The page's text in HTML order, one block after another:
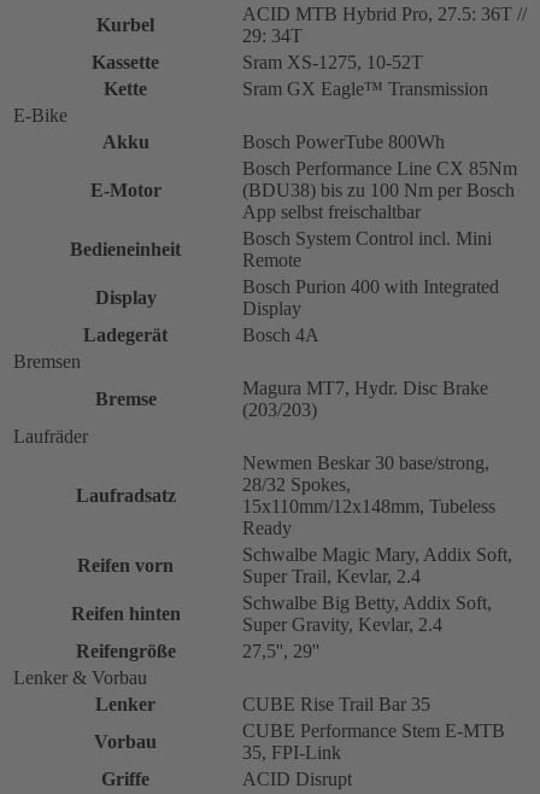
Kurbel
ACID MTB Hybrid Pro, 27.5: 36T //
29: 34T
Kassette
Sram XS-1275, 10-52T
Kette
Sram GX Eagle™ Transmission
E-Bike
Akku
Bosch PowerTube 800Wh
E-Motor
Bosch Performance Line CX 85Nm
(BDU38) bis zu 100 Nm per Bosch
App selbst freischaltbar
Bedieneinheit
Bosch System Control incl. Mini
Remote
Display
Bosch Purion 400 with Integrated
Display
Ladegerät
Bosch 4A
Bremsen
Bremse
Magura MT7, Hydr. Disc Brake
(203/203)
Laufräder
Laufradsatz
Newmen Beskar 30 base/strong,
28/32 Spokes,
15x110mm/12x148mm, Tubeless
Ready
Reifen vorn
Schwalbe Magic Mary, Addix Soft,
Super Trail, Kevlar, 2.4
Reifen hinten
Schwalbe Big Betty, Addix Soft,
Super Gravity, Kevlar, 2.4
Reifengröße
27,5'', 29''
Lenker & Vorbau
Lenker
CUBE Rise Trail Bar 35
Vorbau
CUBE Performance Stem E-MTB
35, FPI-Link
Griffe
ACID Disrupt